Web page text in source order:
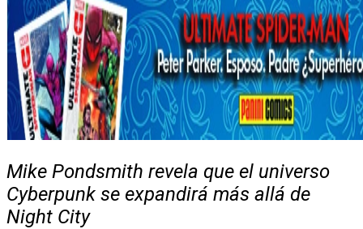
Mike Pondsmith revela que el universo
Cyberpunk se expandirá más allá de
Night City